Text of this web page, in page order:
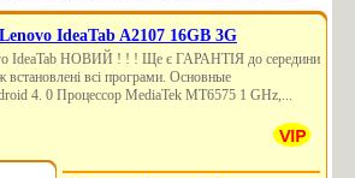
IdeaTab A2107 16GB 3G
IdeaTab НОВИЙ ! ! ! Ще є ГАРАНТІЯ до середини
встановлені всі програми. Основные
4. 0 Процессор MediaTek MT6575 1 GHz,...